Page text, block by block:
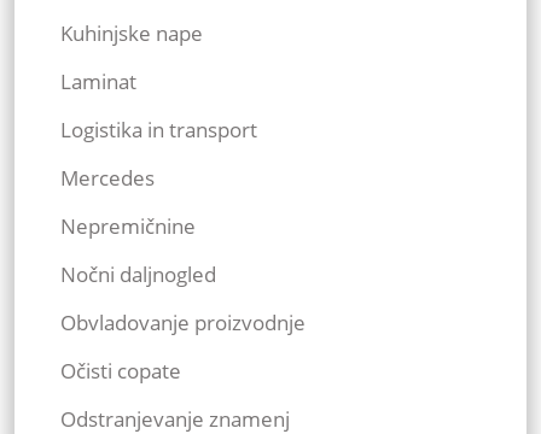
Kuhinjske nape
Laminat
Logistika in transport
Mercedes
Nepremičnine
Nočni daljnogled
Obvladovanje proizvodnje
Očisti copate
Odstranjevanje znamenj